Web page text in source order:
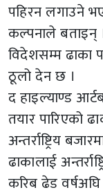
पहिरन लगाउने
कल्पनाले बताइन्
विदेशसम्म ढाका
ठूलो देन छ ।
द हाइल्याण्ड
तयार पारिएको
अन्तर्राष्ट्रिय
ढाकालाई
करिब ढेड